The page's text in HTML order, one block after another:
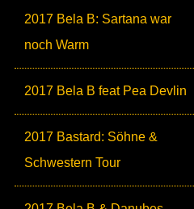
2017 Bela B: Sartana war
noch Warm
2017 Bela B feat Pea Devlin
2017 Bastard: Söhne &
Schwestern Tour